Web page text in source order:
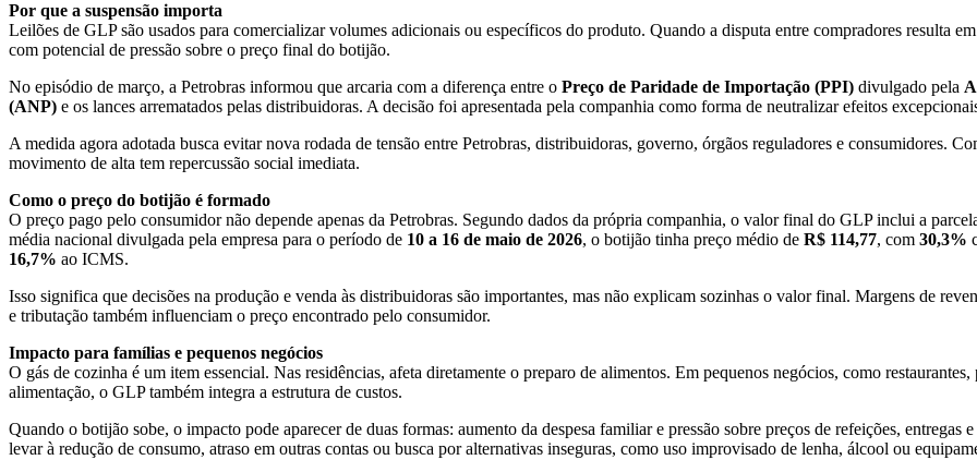
Por que a suspensão importa
Leilões de GLP são usados para comercializar volumes adicionais ou específicos do produto. Quando a disputa entre compradores resulta
com potencial de pressão sobre o preço final do botijão.
No episódio de março, a Petrobras informou que arcaria com a diferença entre o Preço de Paridade de Importação (PPI) divulgado pela
(ANP) e os lances arrematados pelas distribuidoras. A decisão foi apresentada pela companhia como forma de neutralizar efeitos
A medida agora adotada busca evitar nova rodada de tensão entre Petrobras, distribuidoras, governo, órgãos reguladores e consumidores.
movimento de alta tem repercussão social imediata.
Como o preço do botijão é formado
O preço pago pelo consumidor não depende apenas da Petrobras. Segundo dados da própria companhia, o valor final do GLP inclui a
média nacional divulgada pela empresa para o período de 10 a 16 de maio de 2026, o botijão tinha preço médio de R$ 114,77, com 30,3%
16,7% ao ICMS.
Isso significa que decisões na produção e venda às distribuidoras são importantes, mas não explicam sozinhas o valor final. Margens de
e tributação também influenciam o preço encontrado pelo consumidor.
Impacto para famílias e pequenos negócios
O gás de cozinha é um item essencial. Nas residências, afeta diretamente o preparo de alimentos. Em pequenos negócios, como
alimentação, o GLP também integra a estrutura de custos.
Quando o botijão sobe, o impacto pode aparecer de duas formas: aumento da despesa familiar e pressão sobre preços de refeições,
levar à redução de consumo, atraso em outras contas ou busca por alternativas inseguras, como uso improvisado de lenha, álcool ou